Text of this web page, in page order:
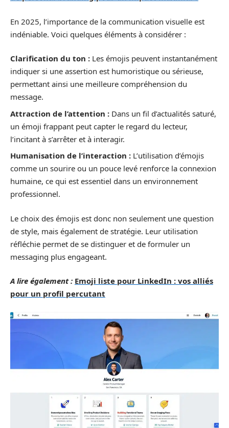
En 2025, l’importance de la communication visuelle est
indéniable. Voici quelques éléments à considérer :
Clarification du ton : Les émojis peuvent instantanément
indiquer si une assertion est humoristique ou sérieuse,
permettant ainsi une meilleure compréhension du
message.
Attraction de l’attention : Dans un fil d’actualités saturé,
un émoji frappant peut capter le regard du lecteur,
l’incitant à s’arrêter et à interagir.
Humanisation de l’interaction : L’utilisation d’émojis
comme un sourire ou un pouce levé renforce la connexion
humaine, ce qui est essentiel dans un environnement
professionnel.
Le choix des émojis est donc non seulement une question
de style, mais également de stratégie. Leur utilisation
réfléchie permet de se distinguer et de formuler un
messaging plus engageant.
A lire également : Emoji liste pour LinkedIn : vos alliés
pour un profil percutant